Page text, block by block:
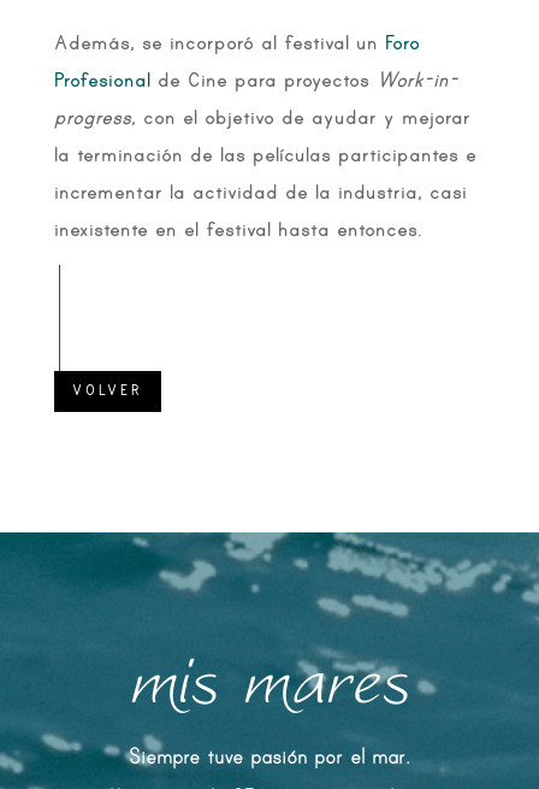
Además, se incorporó al festival un Foro
Profesionalde Cine para proyectos Work-in-
progress, con el objetivo de ayudar y mejorar
la terminación de las películas participantes e
incrementar la actividad de la industria, casi
inexistente en el festival hasta entonces.
VOLVER
mis mares
Siempre tuve pasión por el mar.